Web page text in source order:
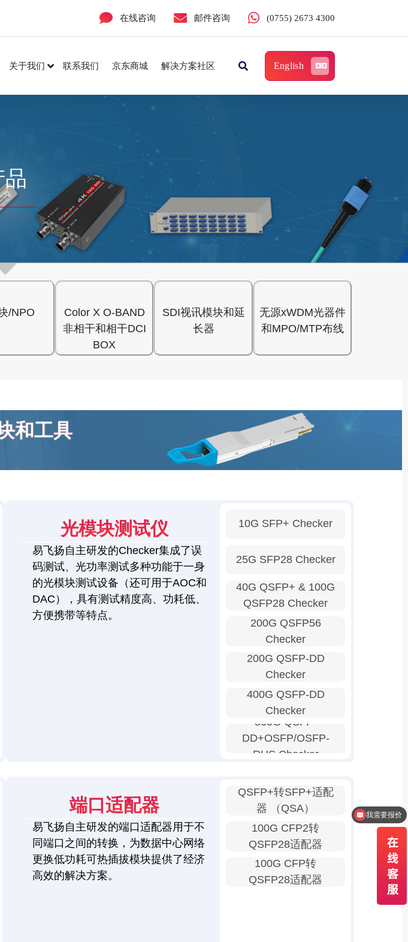
在线咨询 邮件咨询 (0755) 2673 4300
关于我们 联系我们 京东商城 解决方案社区 English
品
/NPO
Color X O-BAND
非相干和相干DCI
BOX
SDI视讯模块和延
长器
无源xWDM光器件
和MPO/MTP布线
和工具
光模块测试仪
易飞扬自主研发的Checker集成了误
码测试、光功率测试多种功能于一身
的光模块测试设备（还可用于AOC和
DAC），具有测试精度高、功耗低、
方便携带等特点。
10G SFP+ Checker
25G SFP28 Checker
40G QSFP+ & 100G
QSFP28 Checker
200G QSFP56
Checker
200G QSFP-DD
Checker
400G QSFP-DD
Checker
800G QSFP-
DD+OSFP/OSFP-
RHS Checker
端口适配器
易飞扬自主研发的端口适配器用于不
同端口之间的转换，为数据中心网络
更换低功耗可热插拔模块提供了经济
高效的解决方案。
QSFP+转SFP+适配
器 （QSA）
100G CFP2转
QSFP28适配器
100G CFP转
QSFP28适配器
怎么联系销售？